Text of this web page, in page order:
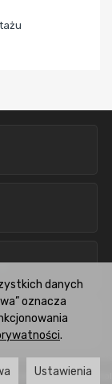
i rozwój:CONVERTIS.pl
danych
oznacza
.
Ustawienia